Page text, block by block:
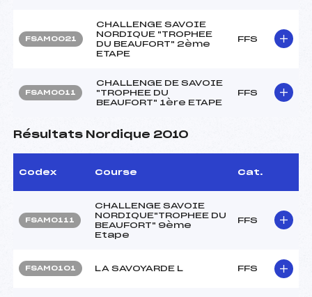
FSAM0021
CHALLENGE SAVOIE
NORDIQUE "TROPHEE
DU BEAUFORT" 2ème
ETAPE
FFS
FSAM0011
CHALLENGE DE SAVOIE
"TROPHEE DU
BEAUFORT" 1ère ETAPE
FFS
Résultats Nordique 2010
Codex Course Cat.
FSAM0111
CHALLENGE SAVOIE
NORDIQUE"TROPHEE DU
BEAUFORT" 9ème
Etape
FFS
FSAM0101 LA SAVOYARDE L FFS